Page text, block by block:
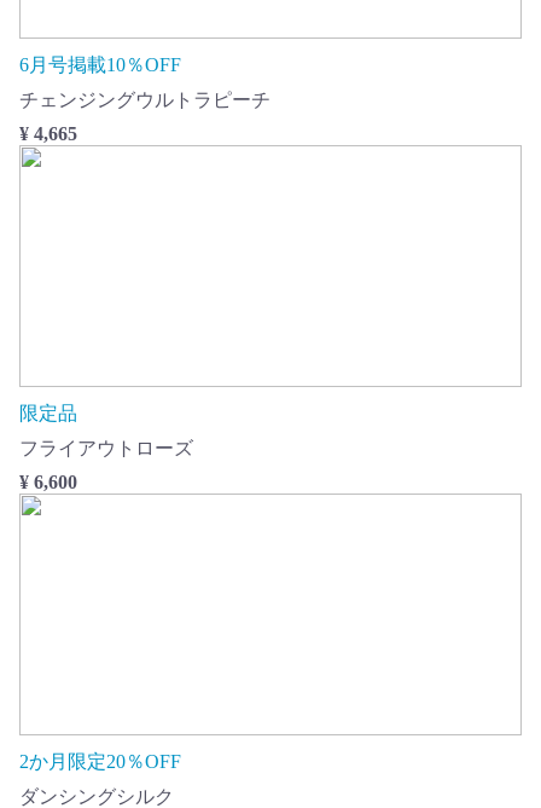
6月号掲載10％OFF
チェンジングウルトラピーチ
¥ 4,665
限定品
フライアウトローズ
¥ 6,600
2か月限定20％OFF
ダンシングシルク